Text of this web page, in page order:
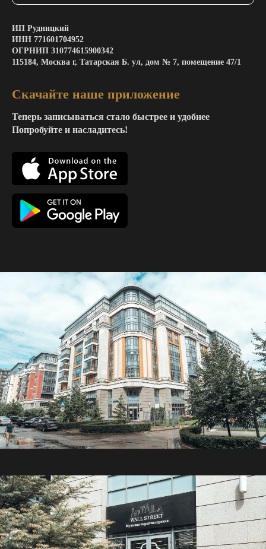
ИП Рудницкий
ИНН 771601704952
ОГРНИП 310774615900342
115184, Москва г, Татарская Б. ул, дом № 7, помещение 47/1
Скачайте наше приложение
Теперь записываться стало быстрее и удобнее
Попробуйте и насладитесь!